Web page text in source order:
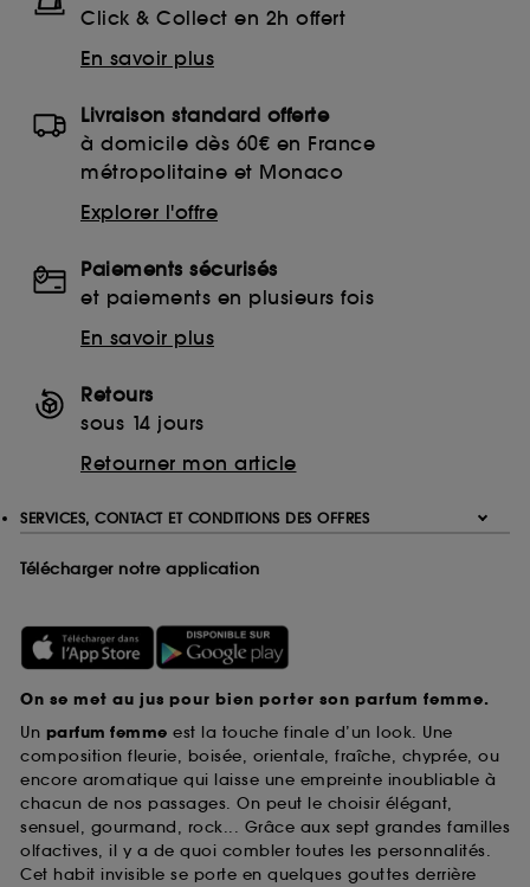
Click & Collect en 2h offert
En savoir plus
Livraison standard offerte
à domicile dès 60€ en France
métropolitaine et Monaco
Explorer l'offre
Paiements sécurisés
et paiements en plusieurs fois
En savoir plus
Retours
sous 14 jours
Retourner mon article
SERVICES, CONTACT ET CONDITIONS DES OFFRES
Télécharger notre application
On se met au jus pour bien porter son parfum femme.
Un parfum femme est la touche finale d’un look. Une
composition fleurie, boisée, orientale, fraîche, chyprée, ou
encore aromatique qui laisse une empreinte inoubliable à
chacun de nos passages. On peut le choisir élégant,
sensuel, gourmand, rock... Grâce aux sept grandes familles
olfactives, il y a de quoi combler toutes les personnalités.
Cet habit invisible se porte en quelques gouttes derrière